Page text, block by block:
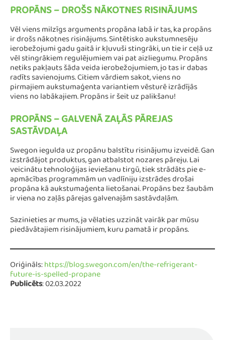
PROPĀNS – DROŠS NĀKOTNES RISINĀJUMS
Vēl viens milzīgs arguments propāna labā ir tas, ka propāns
ir drošs nākotnes risinājums. Sintētisko aukstumnesēju
ierobežojumi gadu gaitā ir kļuvuši stingrāki, un tie ir ceļā uz
vēl stingrākiem regulējumiem vai pat aizliegumu. Propāns
netiks pakļauts šāda veida ierobežojumiem, jo ​​tas ir dabas
radīts savienojums. Citiem vārdiem sakot, viens no
pirmajiem aukstumaģenta variantiem vēsturē izrādījās
viens no labākajiem. Propāns ir šeit uz palikšanu!
PROPĀNS – GALVENĀ ZAĻĀS PĀREJAS
SASTĀVDAĻA
Swegon iegulda uz propānu balstītu risinājumu izveidē. Gan
izstrādājot produktus, gan atbalstot nozares pāreju. Lai
veicinātu tehnoloģijas ieviešanu tirgū, tiek strādāts pie e-
apmācības programmām un vadlīniju izstrādes drošai
propāna kā aukstumaģenta lietošanai. Propāns bez šaubām
ir viena no zaļās pārejas galvenajām sastāvdaļām.
Sazinieties ar mums, ja vēlaties uzzināt vairāk par mūsu
piedāvātajiem risinājumiem, kuru pamatā ir propāns.
Oriģināls:https://blog.swegon.com/en/the-refrigerant-
future-is-spelled-propane
Publicēts: 02.03.2022